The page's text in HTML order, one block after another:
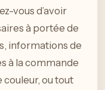
vous d’avoir
à portée de
informations de
à la commande
ou tout